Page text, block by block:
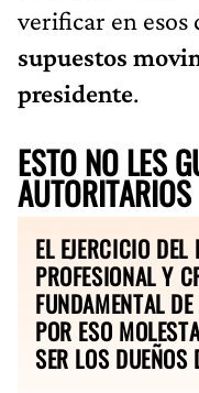
verificar en esos
supuestos
presidente.
ESTO NO LES
AUTORITARIOS
EL EJERCICIO
PROFESIONAL Y
FUNDAMENTAL
POR ESO
SER LOS DUEÑOS